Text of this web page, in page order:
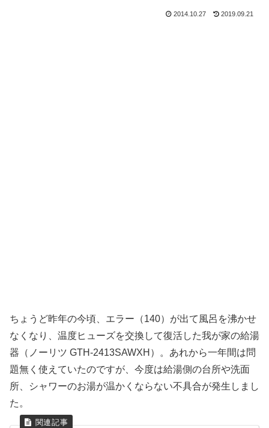
2014.10.27 2019.09.21
ちょうど昨年の今頃、エラー（140）が出て風呂を沸かせ
なくなり、温度ヒューズを交換して復活した我が家の給湯
器（ノーリツ GTH-2413SAWXH）。あれから一年間は問
題無く使えていたのですが、今度は給湯側の台所や洗面
所、シャワーのお湯が温かくならない不具合が発生しまし
た。